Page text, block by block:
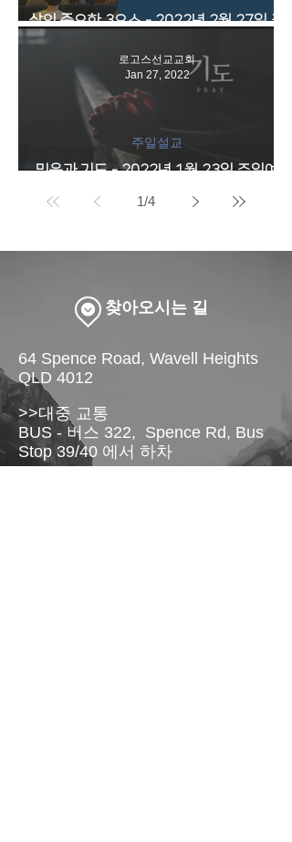
삶의 중요한 3요소 - 2022년 2월 27일 주
믿음과 기도 - 2022년 1월 23일 주일예
주일설교
로고스선교교회
Jan 27, 2022
1/4
​찾아오시는 길
64 Spence Road, Wavell Heights
QLD 4012
>>대중 교통
BUS - 버스 322, Spence Rd, Bus
Stop 39/40 에서 하차